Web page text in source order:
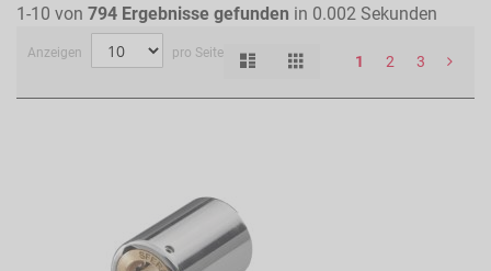
1-10 von 794 Ergebnisse gefunden in 0.002 Sekunden
Anzeigen pro Seite 1 2 3
Ansicht
als